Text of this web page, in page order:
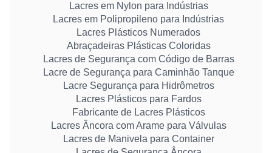
Lacres em Nylon para Indústrias
Lacres em Polipropileno para Indústrias
Lacres Plásticos Numerados
Abraçadeiras Plásticas Coloridas
Lacres de Segurança com Código de Barras
Lacre de Segurança para Caminhão Tanque
Lacre Segurança para Hidrômetros
Lacres Plásticos para Fardos
Fabricante de Lacres Plásticos
Lacres Âncora com Arame para Válvulas
Lacres de Manivela para Container